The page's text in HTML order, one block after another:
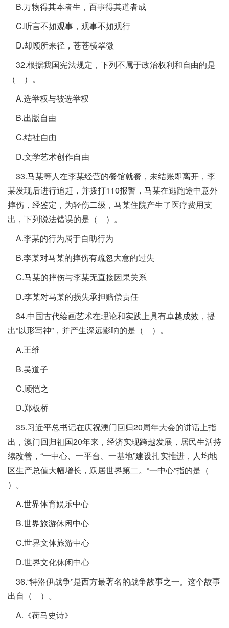
B.万物得其本者生，百事得其道者成
C.听言不如观事，观事不如观行
D.却顾所来径，苍苍横翠微
32.根据我国宪法规定，下列不属于政治权利和自由的是
（ ）。
A.选举权与被选举权
B.出版自由
C.结社自由
D.文学艺术创作自由
33.马某等人在李某经营的餐馆就餐，未结账即离开，李
某发现后进行追赶，并拨打110报警，马某在逃跑途中意外
摔伤，经鉴定，为轻伤二级，马某住院产生了医疗费用支
出，下列说法错误的是（ ）。
A.李某的行为属于自助行为
B.李某对马某的摔伤有疏忽大意的过失
C.马某的摔伤与李某无直接因果关系
D.李某对马某的损失承担赔偿责任
34.中国古代绘画艺术在理论和实践上具有卓越成效，提
出“以形写神”，并产生深远影响的是（ ）。
A.王维
B.吴道子
C.顾恺之
D.郑板桥
35.习近平总书记在庆祝澳门回归20周年大会的讲话上指
出，澳门回归祖国20年来，经济实现跨越发展，居民生活持
续改善，“一中心、一平台、一基地”建设扎实推进，人均地
区生产总值大幅增长，跃居世界第二。“一中心”指的是（
）。
A.世界体育娱乐中心
B.世界旅游休闲中心
C.世界文体旅游中心
D.世界文化休闲中心
36.“特洛伊战争”是西方最著名的战争故事之一。这个故事
出自（ ）。
A.《荷马史诗》